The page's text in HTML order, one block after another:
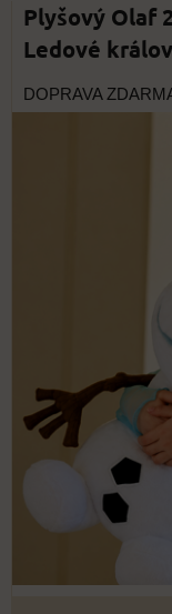
Plyšový Olaf
Ledové
DOPRAVA